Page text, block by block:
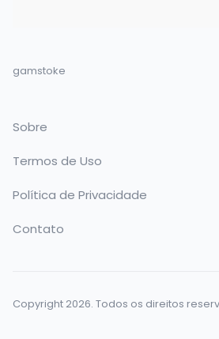
gamstoke
Sobre
Termos de Uso
Política de Privacidade
Contato
Copyright 2026. Todos os direitos